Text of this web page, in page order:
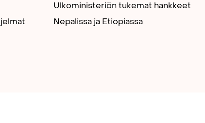
Ulkoministeriön tukemat hankkeet
Nepalissa ja Etiopiassa